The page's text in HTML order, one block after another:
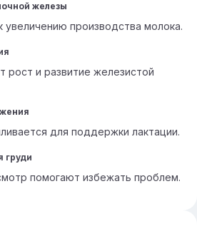
железы
увеличению производства молока.
рост и развитие железистой
для поддержки лактации.
груди
помогают избежать проблем.